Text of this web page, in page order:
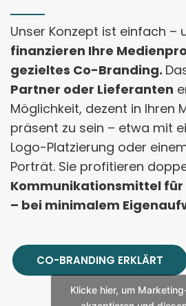
Unser Konzept ist einfach –
finanzieren Ihre
gezieltes Co-Branding.
Partner oder Lieferanten
Möglichkeit, dezent in Ihren
präsent zu sein – etwa mit
Logo-Platzierung oder
Porträt. Sie profitieren
Kommunikationsmittel für
– bei minimalem
CO-BRANDING ERKLÄRT
Klicke hier, um